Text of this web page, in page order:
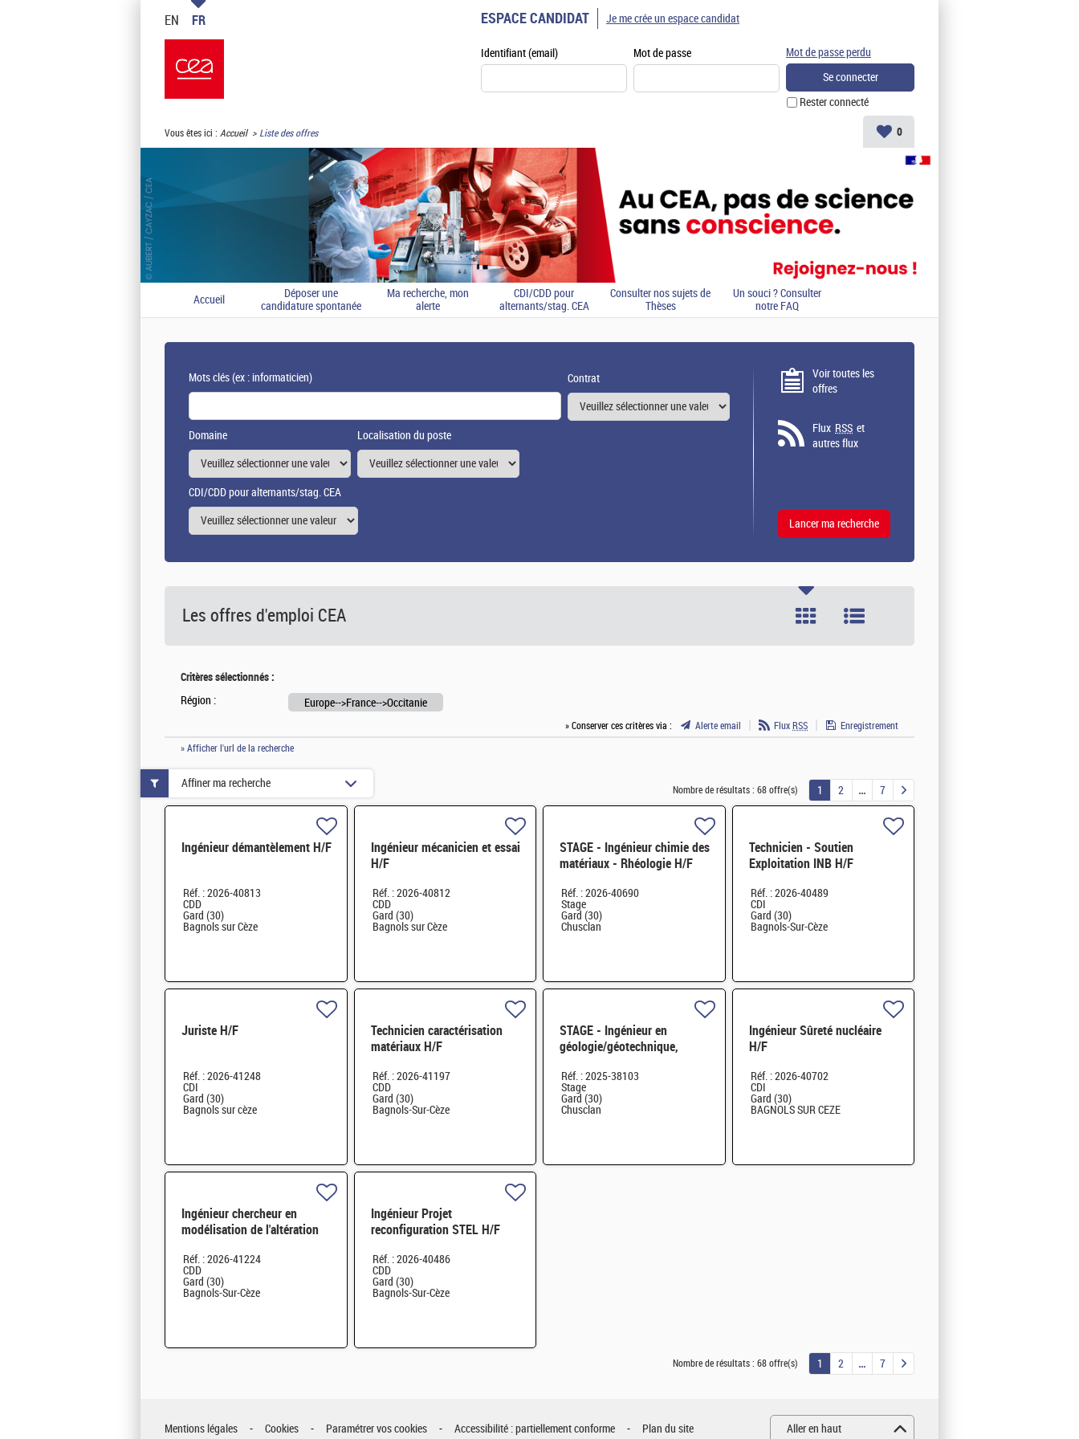
EN FR ESPACE CANDIDAT
Identifiant (email) Mot de passe
Rester connecté
Mot de passe perdu
Je me crée un espace candidat
Vous êtes ici : Accueil Liste des offres 0
Accueil
Déposer une
candidature spontanée
Ma recherche, mon
alerte
CDI/CDD pour
alternants/stag. CEA
Consulter nos sujets de
Thèses
Un souci ? Consulter
notre FAQ
Mots clés(ex : informaticien) Contrat
Domaine Localisation du poste
CDI/CDD pour alternants/stag. CEA
Voir toutes les
offres
Flux RSS et
autres flux
Les offres d'emploi CEA
Critères sélectionnés :
Région : Europe-->France-->Occitanie
» Conserver ces critères via : Alerte email Flux RSS
Enregistrement
» Afficher l'url de la recherche
Nombre de résultats : 68 offre(s) 1 2 7
Ingénieur démantèlement H/F
Réf. : 2026-40813
CDD
Gard (30)
Bagnols sur Cèze
Ingénieur mécanicien et essai
H/F
Réf. : 2026-40812
CDD
Gard (30)
Bagnols sur Cèze
STAGE - Ingénieur chimie des
matériaux - Rhéologie H/F
Réf. : 2026-40690
Stage
Gard (30)
Chusclan
Technicien - Soutien
Exploitation INB H/F
Réf. : 2026-40489
CDI
Gard (30)
Bagnols-Sur-Cèze
Juriste H/F
Réf. : 2026-41248
CDI
Gard (30)
Bagnols sur cèze
Technicien caractérisation
matériaux H/F
Réf. : 2026-41197
CDD
Gard (30)
Bagnols-Sur-Cèze
STAGE - Ingénieur en
géologie/géotechnique,
Réf. : 2025-38103
Stage
Gard (30)
Chusclan
Ingénieur Sûreté nucléaire
H/F
Réf. : 2026-40702
CDI
Gard (30)
BAGNOLS SUR CEZE
Ingénieur chercheur en
modélisation de l'altération
Réf. : 2026-41224
CDD
Gard (30)
Bagnols-Sur-Cèze
Ingénieur Projet
reconfiguration STEL H/F
Réf. : 2026-40486
CDD
Gard (30)
Bagnols-Sur-Cèze
Affiner ma recherche
Nombre de résultats : 68 offre(s) 1 2 7
Mentions légales Cookies Paramétrer vos cookies Accessibilité : partiellement conforme Plan du site Aller en haut